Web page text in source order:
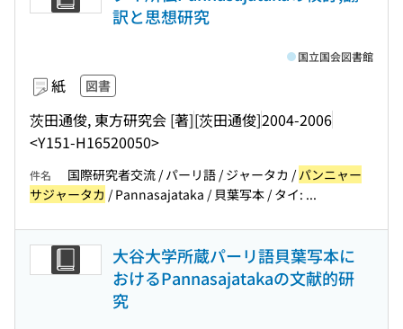
訳と思想研究
紙 図書
茨田通俊, 東方研究会 [著][茨田通俊]2004-2006
<Y151-H16520050>
国立国会図書館
件名 国際研究者交流 / パーリ語 / ジャータカ /パンニャー
サジャータカ / Pannasajataka / 貝葉写本 / タイ: ...
大谷大学所蔵パーリ語貝葉写本に
おけるPannasajatakaの文献的研
究